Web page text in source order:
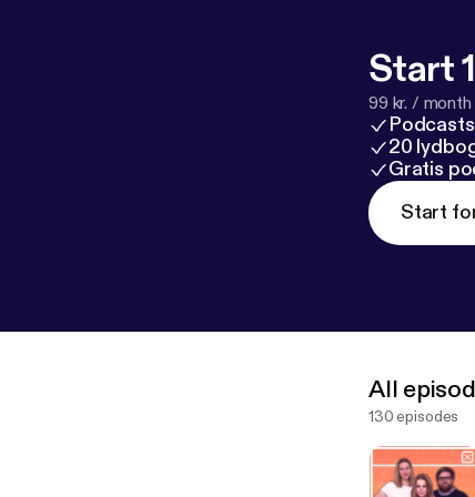
Start
99 kr. /
20
Gratis
Start
All
130 episodes